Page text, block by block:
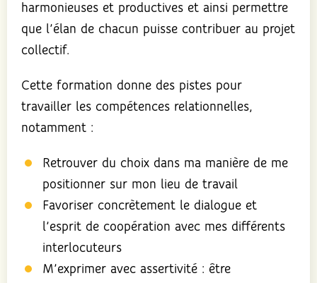
harmonieuses et productives et ainsi permettre
que l’élan de chacun puisse contribuer au projet
collectif.
Cette formation donne des pistes pour
travailler les compétences relationnelles,
notamment :
Retrouver du choix dans ma manière de me
positionner sur mon lieu de travail
Favoriser concrètement le dialogue et
l’esprit de coopération avec mes différents
interlocuteurs
M’exprimer avec assertivité : être